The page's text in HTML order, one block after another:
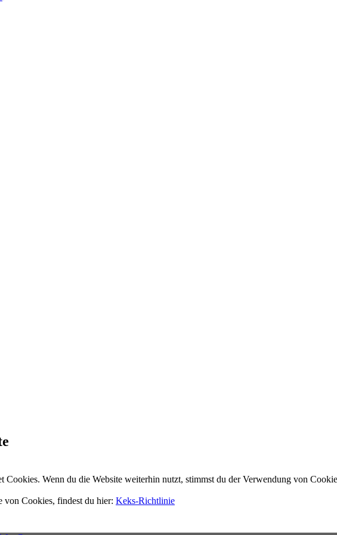
Cookies. Wenn du die Website weiterhin nutzt, stimmst du der Verwendung von
von Cookies, findest du hier: Keks-Richtlinie